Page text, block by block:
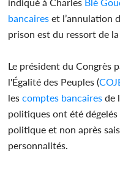
bancaires et l’annulation
prison est du ressort de
Le président du Congrès
l'Égalité des Peuples (
lescomptes bancaires de
politiques ont été
politique et non après
personnalités.